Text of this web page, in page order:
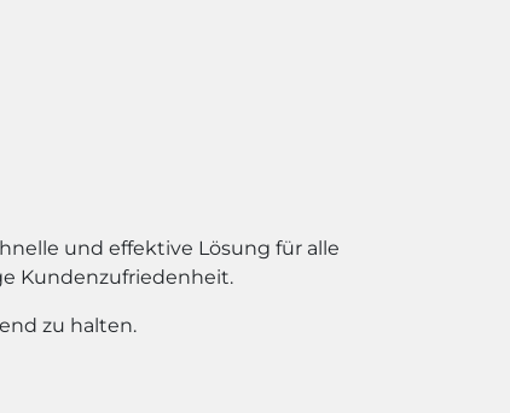
und effektive Lösung für alle
Kundenzufriedenheit.
zu halten.